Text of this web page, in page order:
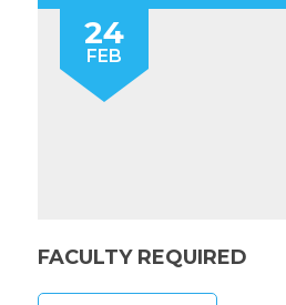
24
FEB
FACULTY REQUIRED